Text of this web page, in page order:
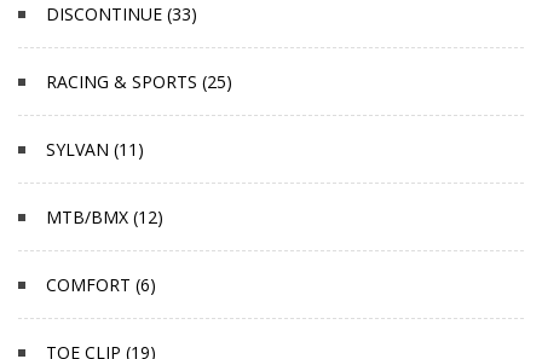
DISCONTINUE (33)
RACING & SPORTS (25)
SYLVAN (11)
MTB/BMX (12)
COMFORT (6)
TOE CLIP (19)